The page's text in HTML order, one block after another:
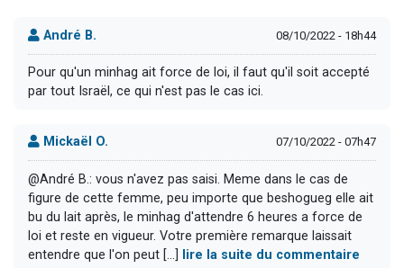
André B. 08/10/2022 - 18h44
Pour qu'un minhag ait force de loi, il faut qu'il soit accepté
par tout Israël, ce qui n'est pas le cas ici.
Mickaël O. 07/10/2022 - 07h47
@André B.: vous n'avez pas saisi. Meme dans le cas de
figure de cette femme, peu importe que beshogueg elle ait
bu du lait après, le minhag d'attendre 6 heures a force de
loi et reste en vigueur. Votre première remarque laissait
entendre que l'on peut [...]
lire la suite du commentaire